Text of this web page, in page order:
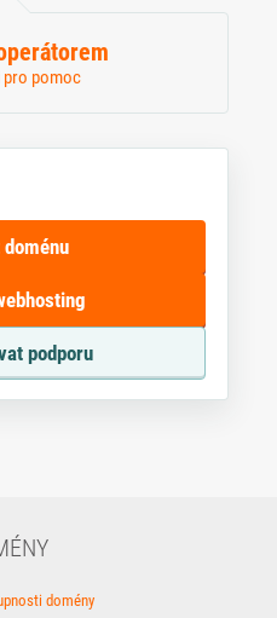
pro pomoc
podporu
domény